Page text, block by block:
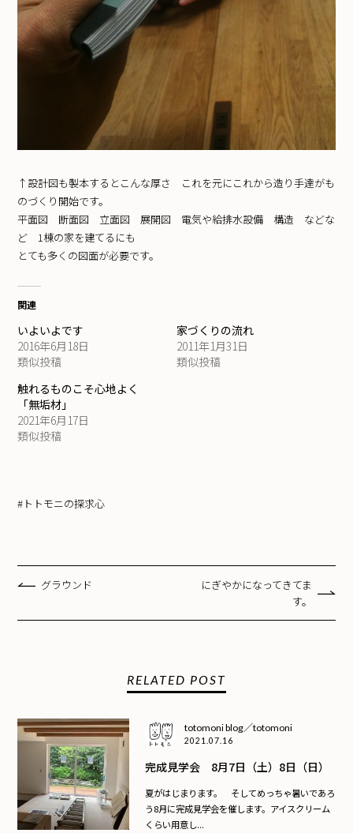
↑設計図も製本するとこんな厚さ これを元にこれから造り手達がも
のづくり開始です。
平面図 断面図 立面図 展開図 電気や給排水設備 構造 などな
ど 1棟の家を建てるにも
とても多くの図面が必要です。
関連
いよいよです
2016年6月18日
類似投稿
家づくりの流れ
2011年1月31日
類似投稿
触れるものこそ心地よく
「無垢材」
2021年6月17日
類似投稿
#トトモニの探求心
グラウンド
にぎやかになってきてま
す。
RELATED POST
totomoni blog／totomoni
2021.07.16
完成見学会 8月7日（土）8日（日）
夏がはじまります。 そしてめっちゃ暑いであろ
う8月に完成見学会を催します。アイスクリーム
くらい用意し...